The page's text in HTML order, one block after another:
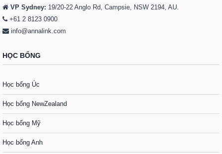
VP Sydney: 19/20-22 Anglo Rd, Campsie, NSW 2194, AU.
+61 2 8123 0900
info@annalink.com
HỌC BỔNG
Học bổng Úc
Học bổng NewZealand
Học bổng Mỹ
Học bổng Anh